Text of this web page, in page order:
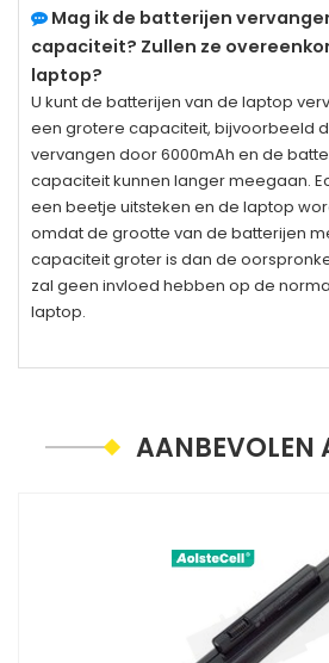
Mag ik de batterijen
capaciteit? Zullen ze
laptop?
U kunt de batterijen van de laptop
een grotere capaciteit, bijvoorbeeld
vervangen door 6000mAh en de
capaciteit kunnen langer meegaan.
een beetje uitsteken en de laptop
omdat de grootte van de batterijen
capaciteit groter is dan de
zal geen invloed hebben op de
laptop.
AANBEVOLEN